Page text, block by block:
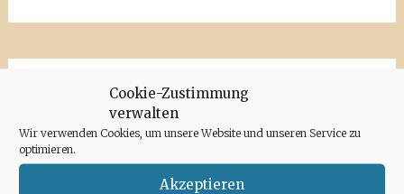
Cookie-Zustimmung
verwalten
Wir verwenden Cookies, um unsere Website und unseren Service zu
optimieren.
Akzeptieren
Juni 2020